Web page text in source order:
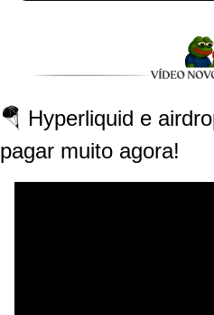
🪂 Hyperliquid e
pagar muito agora!